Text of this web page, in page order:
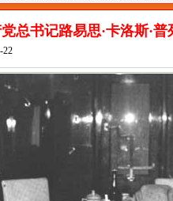
总书记路易思·卡洛斯·普
22